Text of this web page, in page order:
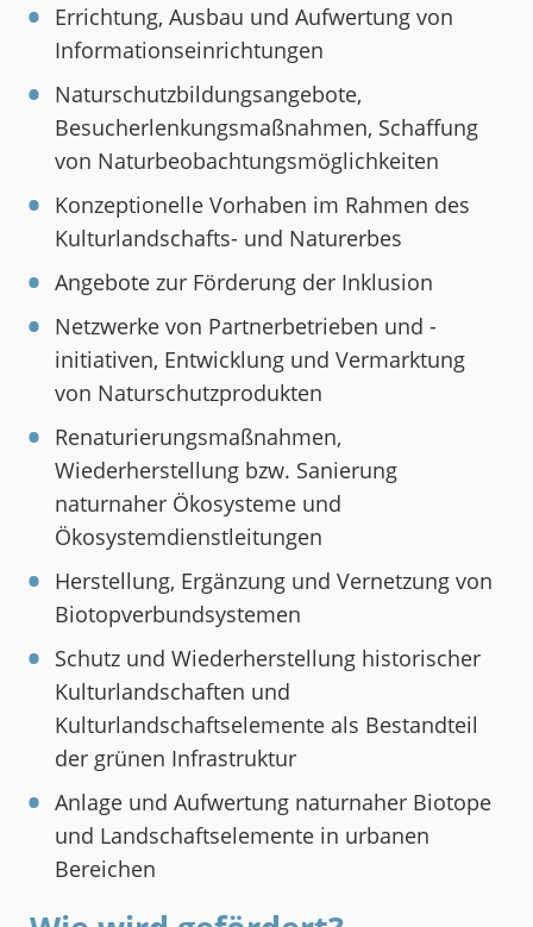
Errichtung, Ausbau und Aufwertung von
Informationseinrichtungen
Naturschutzbildungsangebote,
Besucherlenkungsmaßnahmen, Schaffung
von Naturbeobachtungsmöglichkeiten
Konzeptionelle Vorhaben im Rahmen des
Kulturlandschafts- und Naturerbes
Angebote zur Förderung der Inklusion
Netzwerke von Partnerbetrieben und -
initiativen, Entwicklung und Vermarktung
von Naturschutzprodukten
Renaturierungsmaßnahmen,
Wiederherstellung bzw. Sanierung
naturnaher Ökosysteme und
Ökosystemdienstleitungen
Herstellung, Ergänzung und Vernetzung von
Biotopverbundsystemen
Schutz und Wiederherstellung historischer
Kulturlandschaften und
Kulturlandschaftselemente als Bestandteil
der grünen Infrastruktur
Anlage und Aufwertung naturnaher Biotope
und Landschaftselemente in urbanen
Bereichen